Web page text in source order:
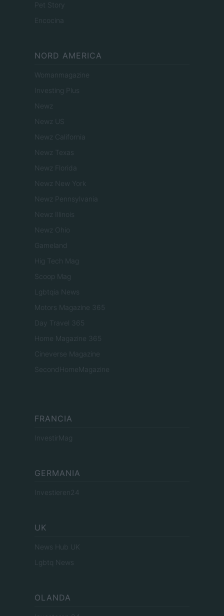
Pet Story
Encocina
NORD AMERICA
Womanmagazine
Investing Plus
Newz
Newz US
Newz California
Newz Texas
Newz Florida
Newz New York
Newz Pennsylvania
Newz Illinois
Newz Ohio
Gameland
Hig Tech Mag
Scoop Mag
Lgbtqia News
Motors Magazine 365
Day Travel 365
Home Magazine 365
Cineverse Magazine
SecondHomeMagazine
FRANCIA
InvestirMag
GERMANIA
Investieren24
UK
News Hub UK
Lgbtq News
OLANDA